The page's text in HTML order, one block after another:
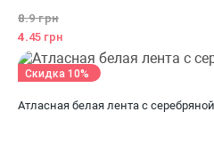
8.9 грн
4.45 грн
Атласная белая лента с
Скидка 10%